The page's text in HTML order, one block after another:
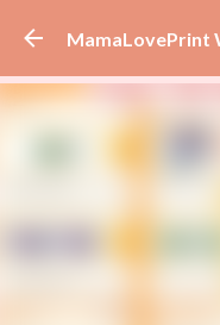
MamaLovePrint